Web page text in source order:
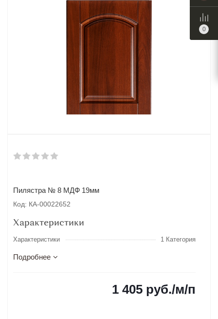
Пилястра № 8 МДФ 19мм
Код: КА-00022652
Характеристики
Характеристики 1 Категория
Подробнее
1 405 руб./м/п
0